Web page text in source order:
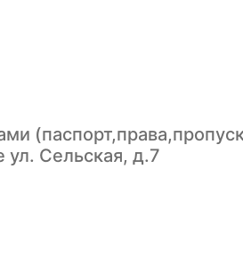
ул. Сельская, д.7